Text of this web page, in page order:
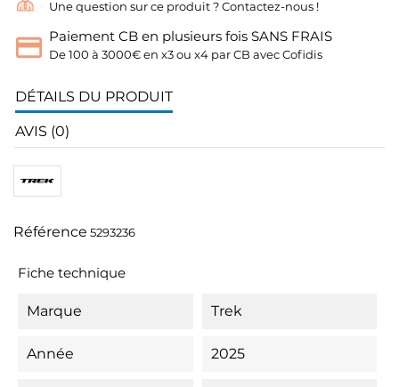
Une question sur ce produit ? Contactez-nous !
Paiement CB en plusieurs fois SANS FRAIS
De 100 à 3000€ en x3 ou x4 par CB avec Cofidis
DÉTAILS DU PRODUIT
AVIS (0)
Référence 5293236
Fiche technique
Marque Trek
Année 2025